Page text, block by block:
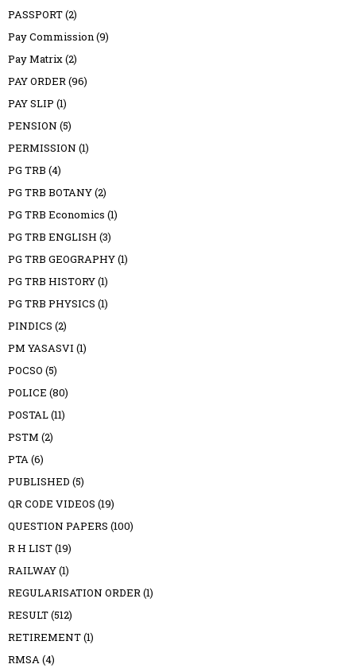
PASSPORT(2)
Pay Commission(9)
Pay Matrix(2)
PAY ORDER(96)
PAY SLIP (1)
PENSION (5)
PERMISSION (1)
PG TRB (4)
PG TRB BOTANY(2)
PG TRB Economics (1)
PG TRB ENGLISH (3)
PG TRB GEOGRAPHY(1)
PG TRB HISTORY(1)
PG TRB PHYSICS (1)
PINDICS (2)
PM YASASVI (1)
POCSO (5)
POLICE (80)
POSTAL(11)
PSTM (2)
PTA(6)
PUBLISHED (5)
QR CODE VIDEOS (19)
QUESTION PAPERS (100)
R H LIST(19)
RAILWAY(1)
REGULARISATION ORDER(1)
RESULT(512)
RETIREMENT(1)
RMSA(4)